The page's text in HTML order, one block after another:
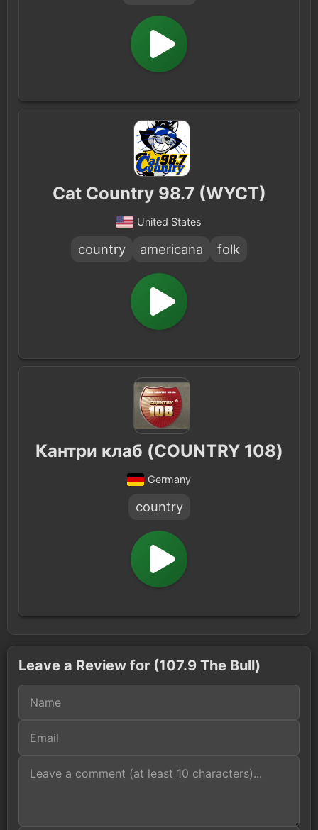
Cat Country 98.7 (WYCT)
United States
country americana folk
Кантри клаб (COUNTRY 108)
Germany
country
Leave a Review for (107.9 The Bull)